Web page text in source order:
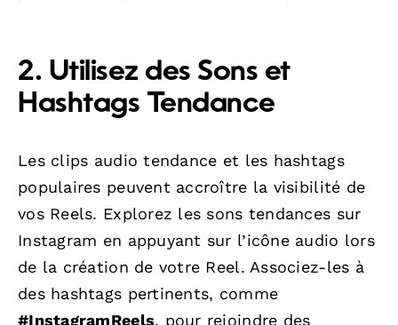
2. Utilisez des Sons et
Hashtags Tendance
Les clips audio tendance et les hashtags
populaires peuvent accroître la visibilité de
vos Reels. Explorez les sons tendances sur
Instagram en appuyant sur l’icône audio lors
de la création de votre Reel. Associez-les à
des hashtags pertinents, comme
#InstagramReels, pour rejoindre des